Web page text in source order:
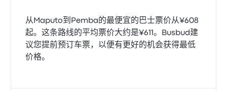
从Maputo到Pemba的最便宜的巴士票价从¥608
起。这条路线的平均票价大约是¥611。Busbud建
议您提前预订车票，以便有更好的机会获得最低
价格。